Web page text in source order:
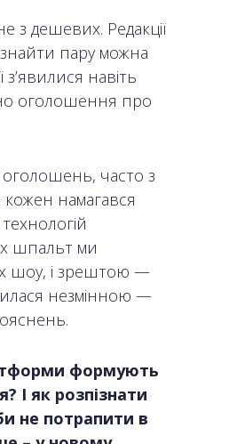
з дешевих. Редакції
пару можна
навіть
оголошення про
оголошень, часто з
намагався
шпальт ми
шоу, і зрештою —
незмінною —
формують
І як розпізнати
не потрапити в